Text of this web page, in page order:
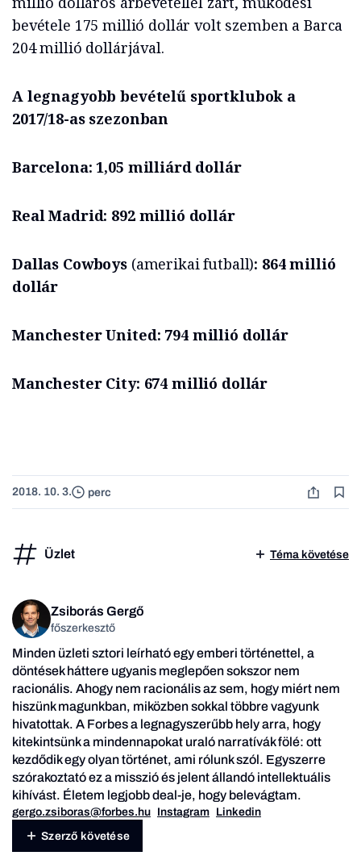
bevétele 175 millió dollár volt szemben a Barca
204 millió dollárjával.
A legnagyobb bevételű sportklubok a
2017/18-as szezonban
Barcelona: 1,05 milliárd dollár
Real Madrid: 892 millió dollár
Dallas Cowboys (amerikai futball): 864 millió
dollár
Manchester United: 794 millió dollár
Manchester City: 674 millió dollár
2018. 10. 3. perc
Üzlet Téma követése
Zsiborás Gergő
főszerkesztő
Minden üzleti sztori leírható egy emberi történettel, a
döntések háttere ugyanis meglepően sokszor nem
racionális. Ahogy nem racionális az sem, hogy miért nem
hiszünk magunkban, miközben sokkal többre vagyunk
hivatottak. A Forbes a legnagyszerűbb hely arra, hogy
kitekintsünk a mindennapokat uraló narratívák fölé: ott
kezdődik egy olyan történet, ami rólunk szól. Egyszerre
szórakoztató ez a misszió és jelent állandó intellektuális
kihívást. Életem legjobb deal-je, hogy belevágtam.
gergo.zsiboras@forbes.hu Instagram Linkedin
Szerző követése